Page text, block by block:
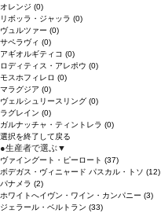
オレンジ (0)
リボッラ・ジャッラ (0)
ヴュルツァー (0)
サペラヴィ (0)
アギオルギティコ (0)
ロディティス・アレポウ (0)
モスホフィレロ (0)
マラグジア (0)
ヴェルシュリースリング (0)
ラグレイン (0)
ガルナッチャ・ティントレラ (0)
選択を終了して戻る
●生産者で選ぶ▼
ヴァイングート・ピーロート (37)
ボデガス・ヴィニャード パスカル・トソ (12)
パナメラ (2)
ホワイトへイヴン・ワイン・カンパニー (3)
ジェラール・ベルトラン (33)